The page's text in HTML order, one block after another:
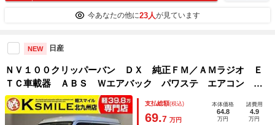
今あなたの他に23人が見ています
NEW 日産
ＮＶ１００クリッパーバン ＤＸ 純正ＦＭ／ＡＭラジオ Ｅ
ＴＣ車載器 ＡＢＳ Ｗエアバック パワステ エアコン オ
ートギアシフト 集中ドアロック キーレスエントリー
支払総額(税込)
69.7 万円
本体価格
64.8
万円
諸費用
4.9
万円